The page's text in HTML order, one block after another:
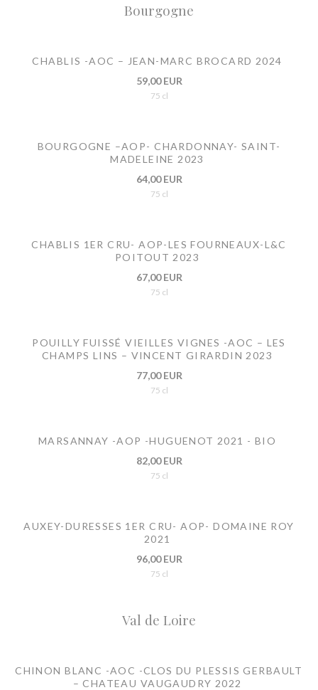
Bourgogne
CHABLIS -AOC – JEAN-MARC BROCARD 2024
59,00 EUR
75 cl
BOURGOGNE –AOP- CHARDONNAY- SAINT-
MADELEINE 2023
64,00 EUR
75 cl
CHABLIS 1ER CRU- AOP-LES FOURNEAUX-L&C
POITOUT 2023
67,00 EUR
75 cl
POUILLY FUISSÉ VIEILLES VIGNES -AOC – LES
CHAMPS LINS – VINCENT GIRARDIN 2023
77,00 EUR
75 cl
MARSANNAY -AOP -HUGUENOT 2021 - BIO
82,00 EUR
75 cl
AUXEY-DURESSES 1ER CRU- AOP- DOMAINE ROY
2021
96,00 EUR
75 cl
Val de Loire
CHINON BLANC -AOC -CLOS DU PLESSIS GERBAULT
– CHATEAU VAUGAUDRY 2022